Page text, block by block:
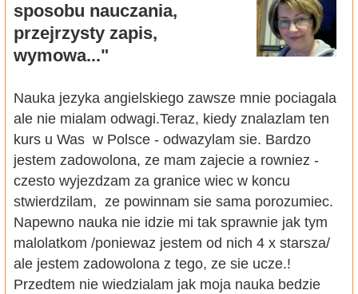
sposobu nauczania,
przejrzysty zapis,
wymowa..."
Nauka jezyka angielskiego zawsze mnie pociagala
ale nie mialam odwagi.Teraz, kiedy znalazlam ten
kurs u Was w Polsce - odwazylam sie. Bardzo
jestem zadowolona, ze mam zajecie a rowniez -
czesto wyjezdzam za granice wiec w koncu
stwierdzilam, ze powinnam sie sama porozumiec.
Napewno nauka nie idzie mi tak sprawnie jak tym
malolatkom /poniewaz jestem od nich 4 x starsza/
ale jestem zadowolona z tego, ze sie ucze.!
Przedtem nie wiedzialam jak moja nauka bedzie